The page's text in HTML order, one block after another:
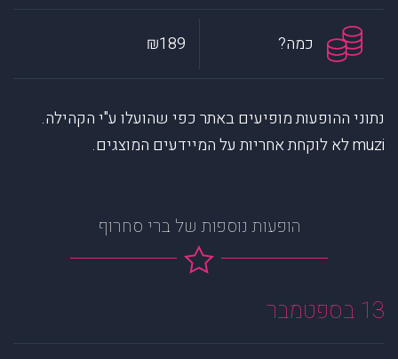
כמה? ₪189
נתוני ההופעות מופיעים באתר כפי שהועלו ע"י הקהילה.
muzi לא לוקחת אחריות על המיידעים המוצגים.
הופעות נוספות של ברי סחרוף
13 בספטמבר